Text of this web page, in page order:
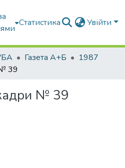
Статистика Увійти
Газета А+Б
1987
39
№ 39